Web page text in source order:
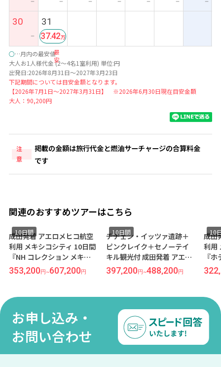
ー ー ー ー ー ー ー
30
ー
31
最
安
37.42
○…月内の最安値
大人お1人様代金 (2～4名1室利用) 単位:円
出発日:2026年8月31日～2027年3月23日
下記期間については目安金額となります。
【2026年7月1日～2027年3月31日】 ※2026年6月30日現在目安金額
大人：90,200円
注
意
掲載の金額は旅行代金と燃油サーチャージの合算料金
です
関連のおすすめツアーはこちら
成田発着 アエロメヒコ航空
利用 メキシコシティ 10日間
『NH コレクション メキシ
コ シティ レフォルマ』指定
10日間
353,200円~607,200円
チチェン・イッツァ遺跡＋
ピンクレイク＋セノーテイ
キル観光付 成田発着 アエロ
メヒコ航空利用 カンクン4泊
＆メキシコシティ3泊 10日
ナ』同等クラス/『ホテル レ
ヘンテ メキシコシティ』指
10日間
397,200円~488,200円
成田
利用
『
シテ
10
お申し込み・
お問い合わせ